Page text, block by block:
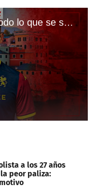
Kervin Arriaga a Italia: todo lo que se sabe del posible traspaso del hondureño a Genoa
a los 27 años
peor paliza: